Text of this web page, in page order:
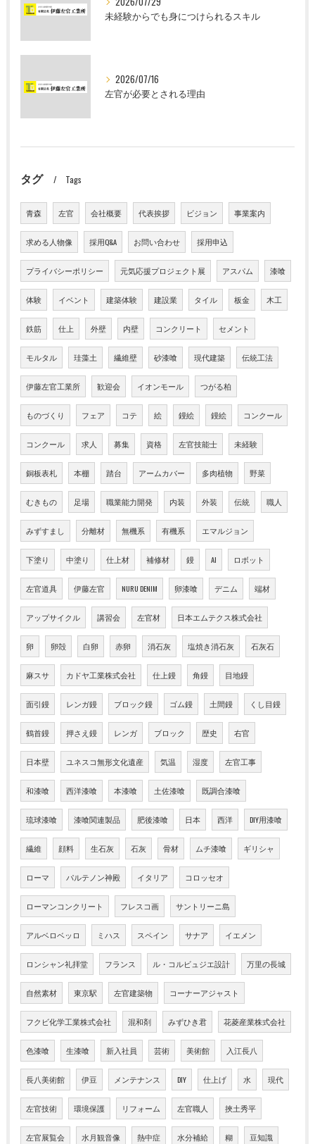
未経験からでも身につけられるスキル
2026/07/16
左官が必要とされる理由
タグ Tags
青森 左官 会社概要 代表挨拶 ビジョン 事業案内
求める人物像 採用Q&A お問い合わせ 採用申込
プライバシーポリシー 元気応援プロジェクト展 アスパム 漆喰
体験 イベント 建築体験 建設業 タイル 板金 木工
鉄筋 仕上 外壁 内壁 コンクリート セメント
モルタル 珪藻土 繊維壁 砂漆喰 現代建築 伝統工法
伊藤左官工業所 歓迎会 イオンモール つがる柏
ものづくり フェア コテ 絵 鏝絵 鏝絵 コンクール
コンクール 求人 募集 資格 左官技能士 未経験
銅板表札 本棚 踏台 アームカバー 多肉植物 野菜
むきもの 足場 職業能力開発 内装 外装 伝統 職人
みずすまし 分離材 無機系 有機系 エマルジョン
下塗り 中塗り 仕上材 補修材 鏝 AI ロボット
左官道具 伊藤左官 NURU DENIM 卵漆喰 デニム 端材
アップサイクル 講習会 左官材 日本エムテクス株式会社
卵 卵殻 白卵 赤卵 消石灰 塩焼き消石灰 石灰石
麻スサ カドヤ工業株式会社 仕上鏝 角鏝 目地鏝
面引鏝 レンガ鏝 ブロック鏝 ゴム鏝 土間鏝 くし目鏝
鶴首鏝 押さえ鏝 レンガ ブロック 歴史 右官
日本壁 ユネスコ無形文化遺産 気温 湿度 左官工事
和漆喰 西洋漆喰 本漆喰 土佐漆喰 既調合漆喰
琉球漆喰 漆喰関連製品 肥後漆喰 日本 西洋 DIY用漆喰
繊維 顔料 生石灰 石灰 骨材 ムチ漆喰 ギリシャ
ローマ パルテノン神殿 イタリア コロッセオ
ローマンコンクリート フレスコ画 サントリーニ島
アルベロベッロ ミハス スペイン サナア イエメン
ロンシャン礼拝堂 フランス ル・コルビュジエ設計 万里の長城
自然素材 東京駅 左官建築物 コーナーアジャスト
フクビ化学工業株式会社 混和剤 みずひき君 花菱産業株式会社
色漆喰 生漆喰 新入社員 芸術 美術館 入江長八
長八美術館 伊豆 メンテナンス DIY 仕上げ 水 現代
左官技術 環境保護 リフォーム 左官職人 挾土秀平
左官展覧会 水月観音像 熱中症 水分補給 糊 豆知識